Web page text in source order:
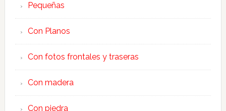
Pequeñas
Con Planos
Con fotos frontales y traseras
Con madera
Con piedra